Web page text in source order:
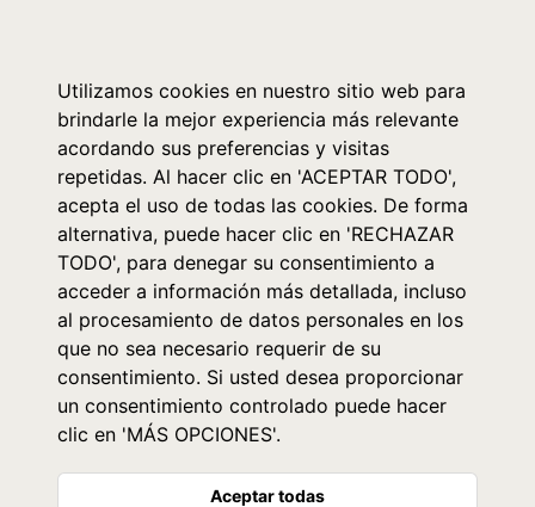
Utilizamos cookies en nuestro sitio web para
brindarle la mejor experiencia más relevante
acordando sus preferencias y visitas
repetidas. Al hacer clic en 'ACEPTAR TODO',
acepta el uso de todas las cookies. De forma
alternativa, puede hacer clic en 'RECHAZAR
TODO', para denegar su consentimiento a
acceder a información más detallada, incluso
al procesamiento de datos personales en los
que no sea necesario requerir de su
consentimiento. Si usted desea proporcionar
un consentimiento controlado puede hacer
clic en 'MÁS OPCIONES'.
Aceptar todas